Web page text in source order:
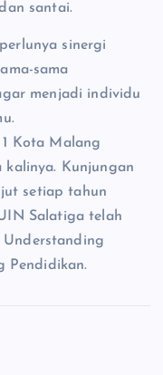
santai.
sinergi
sama
menjadi individu
Kota Malang
kalinya. Kunjungan
setiap tahun
Salatiga telah
Pendidikan.